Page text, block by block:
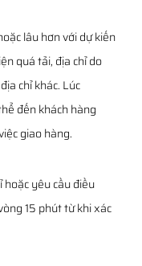
lâu hơn với dự kiến
quá tải, địa chỉ do
chỉ khác. Lúc
đến khách hàng
giao hàng.
hoặc yêu cầu điều
15 phút từ khi xác